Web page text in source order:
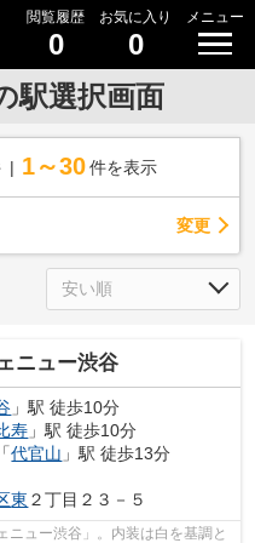
閲覧履歴
0
お気に入り
0
メニュー
駅選択画面
1～30 件を表示
変更
ニュー渋谷
」駅 徒歩10分
寿 」駅 徒歩10分
「代官山 」駅 徒歩13分
東 ２丁目２３－５
ニュー渋谷」。内装は白を基調と